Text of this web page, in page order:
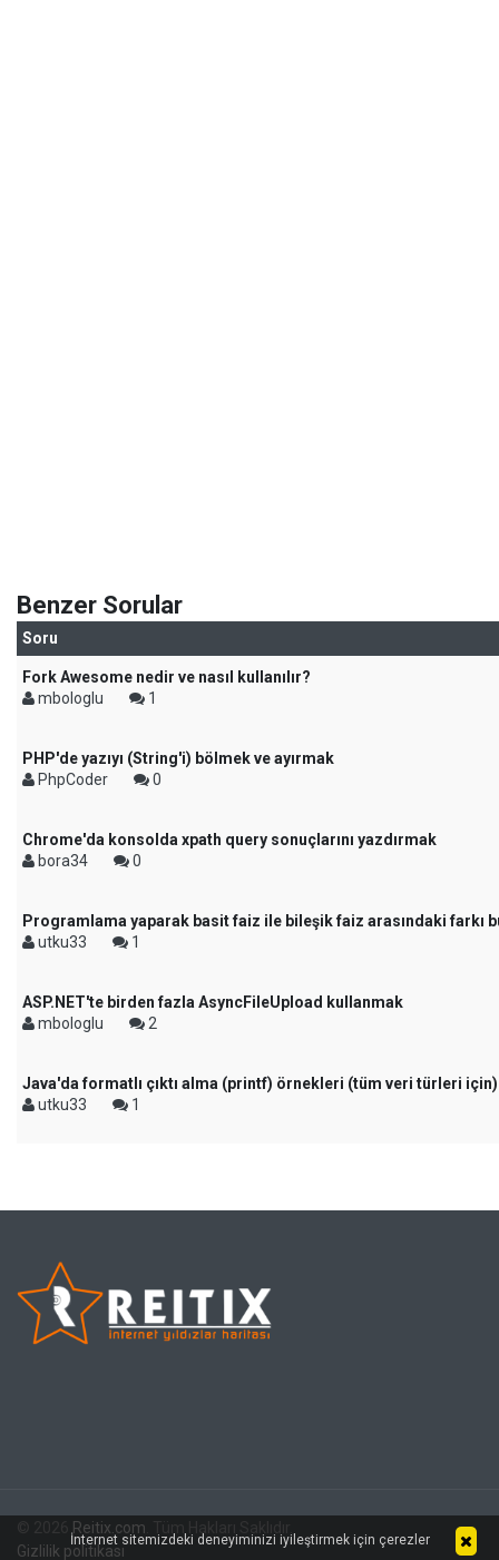
Benzer Sorular
Soru
Fork Awesome nedir ve nasıl kullanılır?
mbologlu
1
PHP'de yazıyı (String'i) bölmek ve ayırmak
PhpCoder
0
Chrome'da konsolda xpath query sonuçlarını yazdırmak
bora34
0
Programlama yaparak basit faiz ile bileşik faiz arasındaki farkı
utku33
1
ASP.NET'te birden fazla AsyncFileUpload kullanmak
mbologlu
2
Java'da formatlı çıktı alma (printf) örnekleri (tüm veri türleri için)
utku33
1
Reitix.com
Gizlilik politikası
İnternet sitemizdeki deneyiminizi iyileştirmek için çerezler